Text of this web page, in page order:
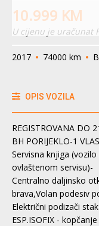
10.999 KM
U cijenu je uračunat
2017 74000 km
OPIS VOZILA
REGISTROVANA DO
BH PORIJEKLO-1
Servisna knjiga
ovlaštenom servisu)-
Centralno daljinsko
brava,Volan podesiv
Električni podizači
ESP.ISOFIX -